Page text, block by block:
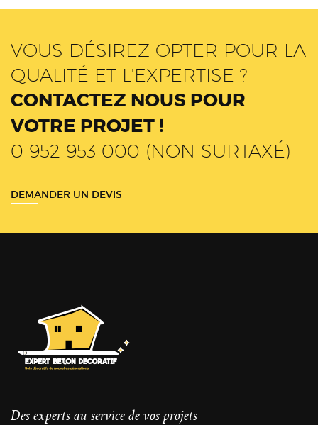
VOUS DÉSIREZ OPTER POUR LA
QUALITÉ ET L'EXPERTISE ?
CONTACTEZ NOUS POUR
VOTRE PROJET !
0 952 953 000 (NON SURTAXÉ)
DEMANDER UN DEVIS
Des experts au service de vos projets